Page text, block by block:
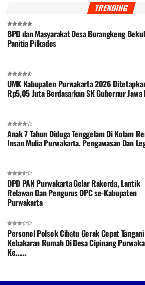
TRENDING
BPD dan Masyarakat Desa Burangkeng
Panitia Pilkades
UMK Kabupaten Purwakarta 2026
Rp5,05 Juta Berdasarkan SK Gubernur Jawa
Anak 7 Tahun Diduga Tenggelam Di Kolam
Insan Mulia Purwakarta, Pengawasan Dan
DPD PAN Purwakarta Gelar Rakerda, Lantik
Relawan Dan Pengurus DPC se-Kabupaten
Purwakarta
Personel Polsek Cibatu Gerak Cepat Tangani
Kebakaran Rumah Di Desa Cipinang
Ke......